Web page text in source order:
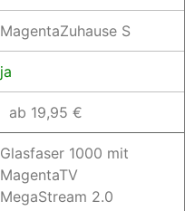
MagentaZuhause S
ja
ab 19,95 €
Glasfaser 1000 mit
MagentaTV
MegaStream 2.0